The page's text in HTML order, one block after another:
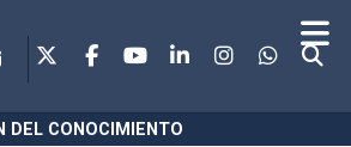
DEL CONOCIMIENTO